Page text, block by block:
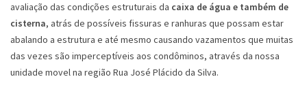
avaliação das condições estruturais da caixa de água e também de
cisterna, atrás de possíveis fissuras e ranhuras que possam estar
abalando a estrutura e até mesmo causando vazamentos que muitas
das vezes são imperceptíveis aos condôminos, através da nossa
unidade movel na região Rua José Plácido da Silva.